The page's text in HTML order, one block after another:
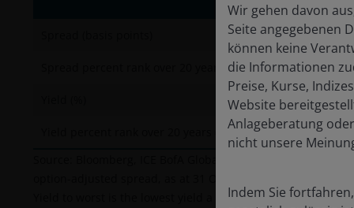
Spread percent rank over 20 years (lower is tighter)
Yield percent rank over 20 years (lower is lower)
Yield to worst is the lowest yield a bond with a special
Wir gehen davon
Seite angegebenen
können keine
die Informationen
Preise, Kurse,
Website
Anlageberatung
nicht unsere
Indem Sie